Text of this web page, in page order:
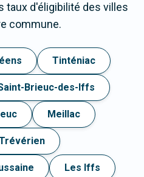
taux d'éligibilité des villes
commune.
Tinténiac
Brieuc-des-Iffs
Meillac
Les Iffs